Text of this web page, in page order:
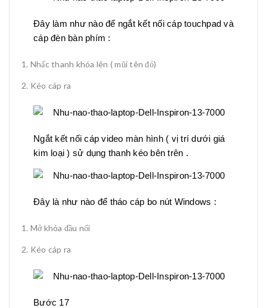
Đây làm như nào để ngắt kết nối cáp touchpad và
cáp đèn bàn phím :
Nhấc thanh khóa lên ( mũi tên đỏ)
Kéo cáp ra
Ngắt kết nối cáp video màn hình ( vị trí dưới giá
kim loại ) sử dụng thanh kéo bên trên .
Đây là như nào để tháo cáp bo nút Windows :
Mở khóa đầu nối
Kéo cáp ra
Bước 17